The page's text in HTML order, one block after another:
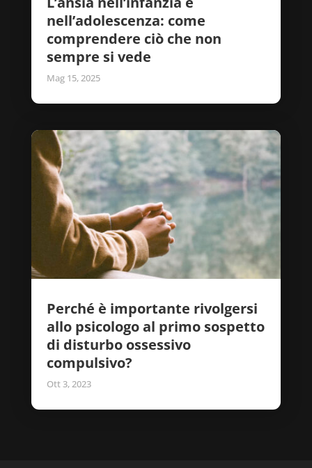
nell’adolescenza: come
comprendere ciò che non
sempre si vede
Mag 15, 2025
Perché è importante rivolgersi
allo psicologo al primo sospetto
di disturbo ossessivo
compulsivo?
Ott 3, 2023